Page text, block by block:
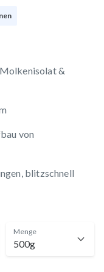
&
von
blitzschnell
Menge
500g